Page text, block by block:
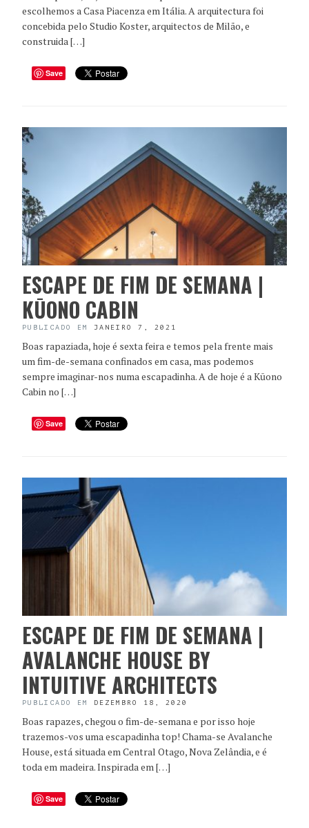
escolhemos a Casa Piacenza em Itália. A arquitectura foi
concebida pelo Studio Koster, arquitectos de Milão, e
construida […]
Save
ESCAPE DE FIM DE SEMANA |
KŪONO CABIN
PUBLICADO EM JANEIRO 7, 2021
Boas rapaziada, hoje é sexta feira e temos pela frente mais
um fim-de-semana confinados em casa, mas podemos
sempre imaginar-nos numa escapadinha. A de hoje é a Kūono
Cabin no […]
Save
ESCAPE DE FIM DE SEMANA |
AVALANCHE HOUSE BY
INTUITIVE ARCHITECTS
PUBLICADO EM DEZEMBRO 18, 2020
Boas rapazes, chegou o fim-de-semana e por isso hoje
trazemos-vos uma escapadinha top! Chama-se Avalanche
House, está situada em Central Otago, Nova Zelândia, e é
toda em madeira. Inspirada em […]
Save